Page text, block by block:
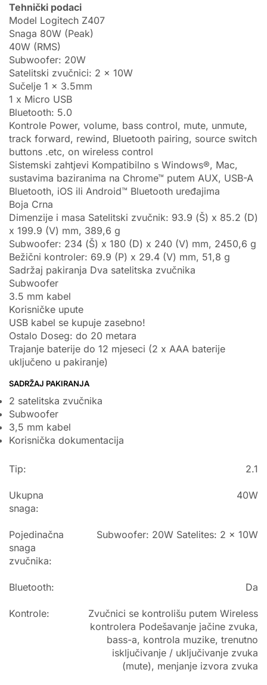
Tehnički podaci
Model Logitech Z407
Snaga 80W (Peak)
40W (RMS)
Subwoofer: 20W
Satelitski zvučnici: 2 x 10W
Sučelje 1 x 3.5mm
1 x Micro USB
Bluetooth: 5.0
Kontrole Power, volume, bass control, mute, unmute,
track forward, rewind, Bluetooth pairing, source switch
buttons .etc, on wireless control
Sistemski zahtjevi Kompatibilno s Windows®, Mac,
sustavima baziranima na Chrome™ putem AUX, USB-A
Bluetooth, iOS ili Android™ Bluetooth uređajima
Boja Crna
Dimenzije i masa Satelitski zvučnik: 93.9 (Š) x 85.2 (D)
x 199.9 (V) mm, 389,6 g
Subwoofer: 234 (Š) x 180 (D) x 240 (V) mm, 2450,6 g
Bežični kontroler: 69.9 (P) x 29.4 (V) mm, 51,8 g
Sadržaj pakiranja Dva satelitska zvučnika
Subwoofer
3.5 mm kabel
Korisničke upute
USB kabel se kupuje zasebno!
Ostalo Doseg: do 20 metara
Trajanje baterije do 12 mjeseci (2 x AAA baterije
uključeno u pakiranje)
SADRŽAJ PAKIRANJA
2 satelitska zvučnika
Subwoofer
3,5 mm kabel
Korisnička dokumentacija
Tip: 2.1
Ukupna
snaga:
40W
Pojedinačna
snaga
zvučnika:
Subwoofer: 20W Satelites: 2 x 10W
Bluetooth: Da
Kontrole:
Zvučnici se kontrolišu putem Wireless
kontrolera Podešavanje jačine zvuka,
bass-a, kontrola muzike, trenutno
isključivanje / uključivanje zvuka
(mute), menjanje izvora zvuka